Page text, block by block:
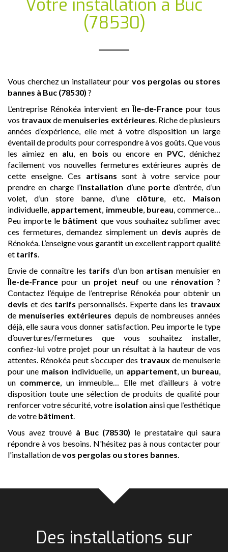
Votre installation à Buc
(78530)
Vous cherchez un installateur pour vos pergolas ou stores
bannes à Buc (78530) ?
L’entreprise Rénokéa intervient enÎle-de-Francepour tous
vos travaux de menuiseries extérieures. Riche de plusieurs
années d’expérience, elle met à votre disposition un large
éventail de produits pour correspondre à vos goûts. Que vous
les aimiez en alu, en bois ou encore en PVC, dénichez
facilement vos nouvelles fermetures extérieures auprès de
cette enseigne. Ces artisans sont à votre service pour
prendre en charge l’installation d’une porte d’entrée, d’un
volet, d’un store banne, d’une clôture, etc. Maison
individuelle, appartement, immeuble, bureau, commerce…
Peu importe le bâtiment que vous souhaitez sublimer avec
ces fermetures, demandez simplement un devis auprès de
Rénokéa. L’enseigne vous garantit un excellent rapport qualité
et tarifs.
Envie de connaître les tarifs d’un bon artisan menuisier en
Île-de-France pour un projet neuf ou une rénovation ?
Contactez l’équipe de l’entreprise Rénokéa pour obtenir un
devis et des tarifs personnalisés. Experte dans les travaux
de menuiseries extérieures depuis de nombreuses années
déjà, elle saura vous donner satisfaction. Peu importe le type
d’ouvertures/fermetures que vous souhaitez installer,
confiez-lui votre projet pour un résultat à la hauteur de vos
attentes. Rénokéa peut s’occuper des travaux de menuiserie
pour une maison individuelle, un appartement, un bureau,
un commerce, un immeuble… Elle met d’ailleurs à votre
disposition toute une sélection de produits de qualité pour
renforcer votre sécurité, votre isolation ainsi que l’esthétique
de votre bâtiment.
Vous avez trouvé à Buc (78530) le prestataire qui saura
répondre à vos besoins. N'hésitez pas à nous contacter pour
l'installation devos pergolas ou stores bannes.
Des installations sur